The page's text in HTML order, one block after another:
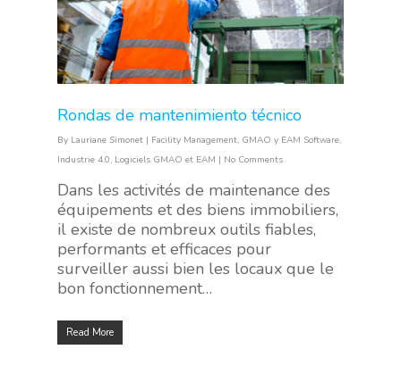
Rondas de mantenimiento técnico
By Lauriane Simonet | Facility Management, GMAO y EAM Software,
Industrie 4.0, Logiciels GMAO et EAM | No Comments
Dans les activités de maintenance des
équipements et des biens immobiliers,
il existe de nombreux outils fiables,
performants et efficaces pour
surveiller aussi bien les locaux que le
bon fonctionnement…
Read More